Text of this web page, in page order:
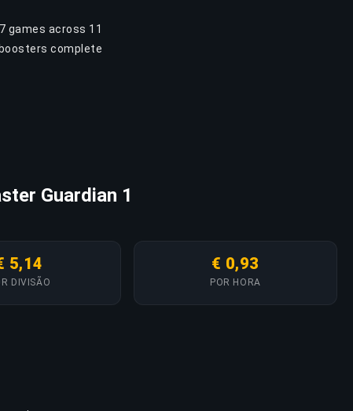
games across 11
complete
Guardian 1
5,14
DIVISÃO
€ 0,93
POR HORA